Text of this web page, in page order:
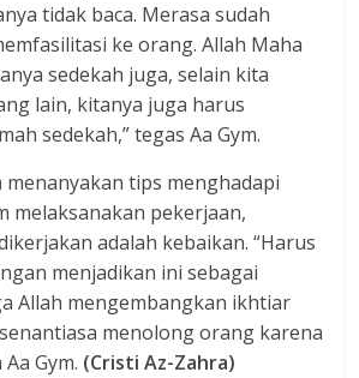
tidak baca. Merasa sudah
ke orang. Allah Maha
sedekah juga, selain kita
lain, kitanya juga harus
sedekah,” tegas Aa Gym.
tips menghadapi
melaksanakan pekerjaan,
adalah kebaikan. “Harus
menjadikan ini sebagai
Allah mengembangkan ikhtiar
menolong orang karena
Gym. (Cristi Az-Zahra)